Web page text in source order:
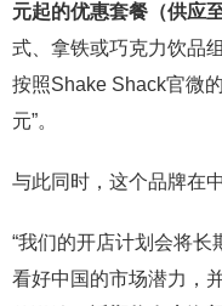
元起的优惠套餐（供应
式、拿铁或巧克力饮品
按照Shake Shack官微
元”。
与此同时，这个品牌在
“我们的开店计划会将
看好中国的市场潜力，